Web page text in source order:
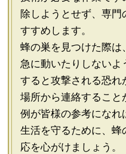
除しようとせず、専
すすめします。
蜂の巣を見つけた際は
急に動いたりしないよ
すると攻撃される恐れ
場所から連絡すること
例が皆様の参考になれ
生活を守るために、蜂
応を心がけましょう。